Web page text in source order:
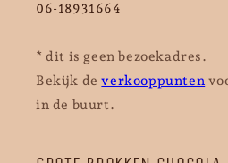
06-18931664
* dit is geen bezoekadres.
Bekijk deverkooppunten
in de buurt.